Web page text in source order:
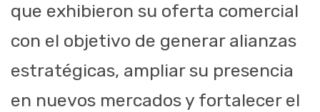
que exhibieron su oferta comercial
con el objetivo de generar alianzas
estratégicas, ampliar su presencia
en nuevos mercados y fortalecer el